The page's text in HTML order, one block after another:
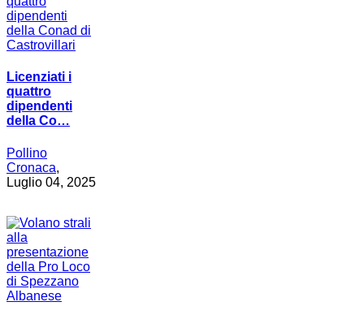
Licenziati i
quattro
dipendenti
della Co…
Pollino
Cronaca,
Luglio 04, 2025